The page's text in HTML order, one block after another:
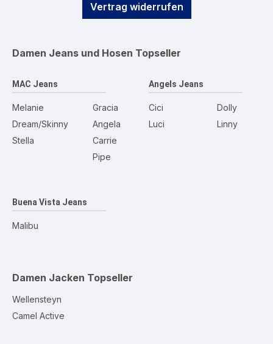
Vertrag widerrufen
Damen Jeans und Hosen Topseller
MAC Jeans
Melanie
Dream/Skinny
Stella
Gracia
Angela
Carrie
Pipe
Angels Jeans
Cici
Luci
Dolly
Linny
Buena Vista Jeans
Malibu
Damen Jacken Topseller
Wellensteyn
Camel Active